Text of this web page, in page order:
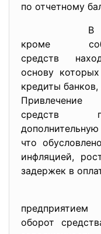
по отчетному
В
кроме
средств
основу
кредиты
средств
что
инфляцией,
задержек в
К
оборот